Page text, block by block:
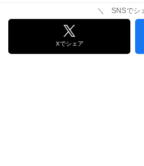
＼ SNSでシ
Xでシェア